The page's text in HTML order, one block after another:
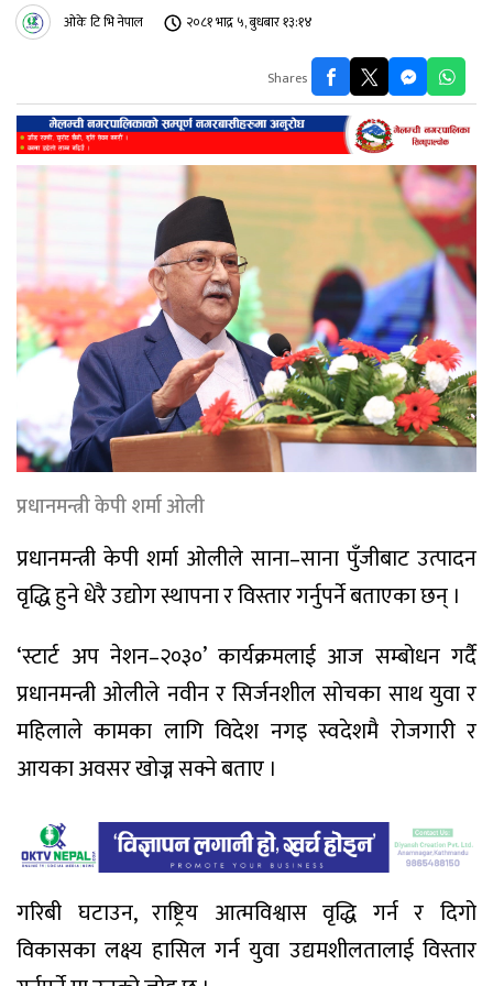
ओके टि भि नेपाल २०८१ भाद्र ५, बुधबार १३:१४
Shares
प्रधानमन्त्री केपी शर्मा ओली
प्रधानमन्त्री केपी शर्मा ओलीले साना–साना पुँजीबाट उत्पादन
वृद्धि हुने धेरै उद्योग स्थापना र विस्तार गर्नुपर्ने बताएका छन् ।
‘स्टार्ट अप नेशन–२०३०’ कार्यक्रमलाई आज सम्बोधन गर्दै
प्रधानमन्त्री ओलीले नवीन र सिर्जनशील सोचका साथ युवा र
महिलाले कामका लागि विदेश नगइ स्वदेशमै रोजगारी र
आयका अवसर खोज्न सक्ने बताए ।
गरिबी घटाउन, राष्ट्रिय आत्मविश्वास वृद्धि गर्न र दिगो
विकासका लक्ष्य हासिल गर्न युवा उद्यमशीलतालाई विस्तार